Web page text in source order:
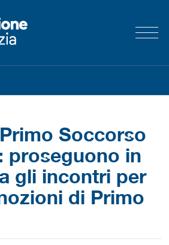
Soccorso
proseguono in
gli incontri per
di Primo